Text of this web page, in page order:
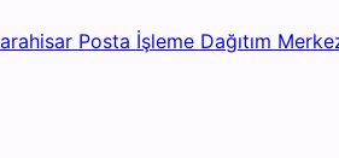
Posta İşleme Dağıtım